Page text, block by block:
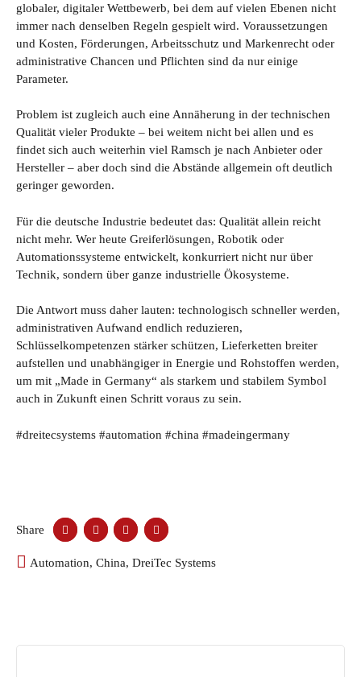
globaler, digitaler Wettbewerb, bei dem auf vielen Ebenen nicht
immer nach denselben Regeln gespielt wird. Voraussetzungen
und Kosten, Förderungen, Arbeitsschutz und Markenrecht oder
administrative Chancen und Pflichten sind da nur einige
Parameter.
Problem ist zugleich auch eine Annäherung in der technischen
Qualität vieler Produkte – bei weitem nicht bei allen und es
findet sich auch weiterhin viel Ramsch je nach Anbieter oder
Hersteller – aber doch sind die Abstände allgemein oft deutlich
geringer geworden.
Für die deutsche Industrie bedeutet das: Qualität allein reicht
nicht mehr. Wer heute Greiferlösungen, Robotik oder
Automationssysteme entwickelt, konkurriert nicht nur über
Technik, sondern über ganze industrielle Ökosysteme.
Die Antwort muss daher lauten: technologisch schneller werden,
administrativen Aufwand endlich reduzieren,
Schlüsselkompetenzen stärker schützen, Lieferketten breiter
aufstellen und unabhängiger in Energie und Rohstoffen werden,
um mit „Made in Germany“ als starkem und stabilem Symbol
auch in Zukunft einen Schritt voraus zu sein.
#dreitecsystems #automation #china #madeingermany
Share
Automation, China, DreiTec Systems